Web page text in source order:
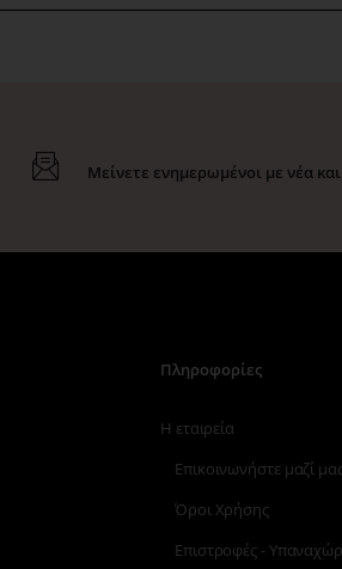
Μείνετε ενημερωμένοι με νέα
Πληροφορίες
Η εταιρεία
Επικοινωνήστε μαζί
Όροι Χρήσης
Επιστροφές -